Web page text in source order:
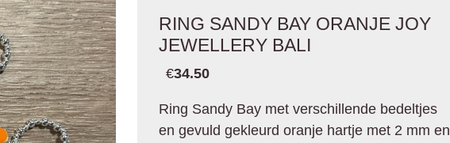
RING SANDY BAY ORANJE JOY
JEWELLERY BALI
€34.50
Ring Sandy Bay met verschillende bedeltjes
en gevuld gekleurd oranje hartje met 2 mm en